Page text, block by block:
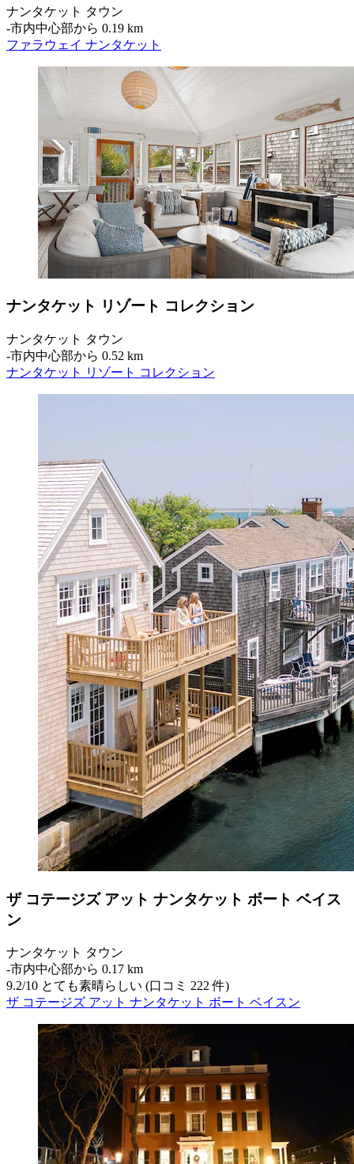
ナンタケット タウン
‐市内中心部から 0.19 km
ファラウェイ ナンタケット
ナンタケット リゾート コレクション
ナンタケット タウン
‐市内中心部から 0.52 km
ナンタケット リゾート コレクション
ザ コテージズ アット ナンタケット ボート ベイス
ン
ナンタケット タウン
‐市内中心部から 0.17 km
9.2/10 とても素晴らしい (口コミ 222 件)
ザ コテージズ アット ナンタケット ボート ベイスン